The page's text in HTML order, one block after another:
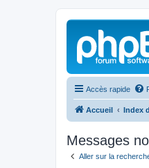
Accès rapide
Accueil Index
Messages
Aller sur la